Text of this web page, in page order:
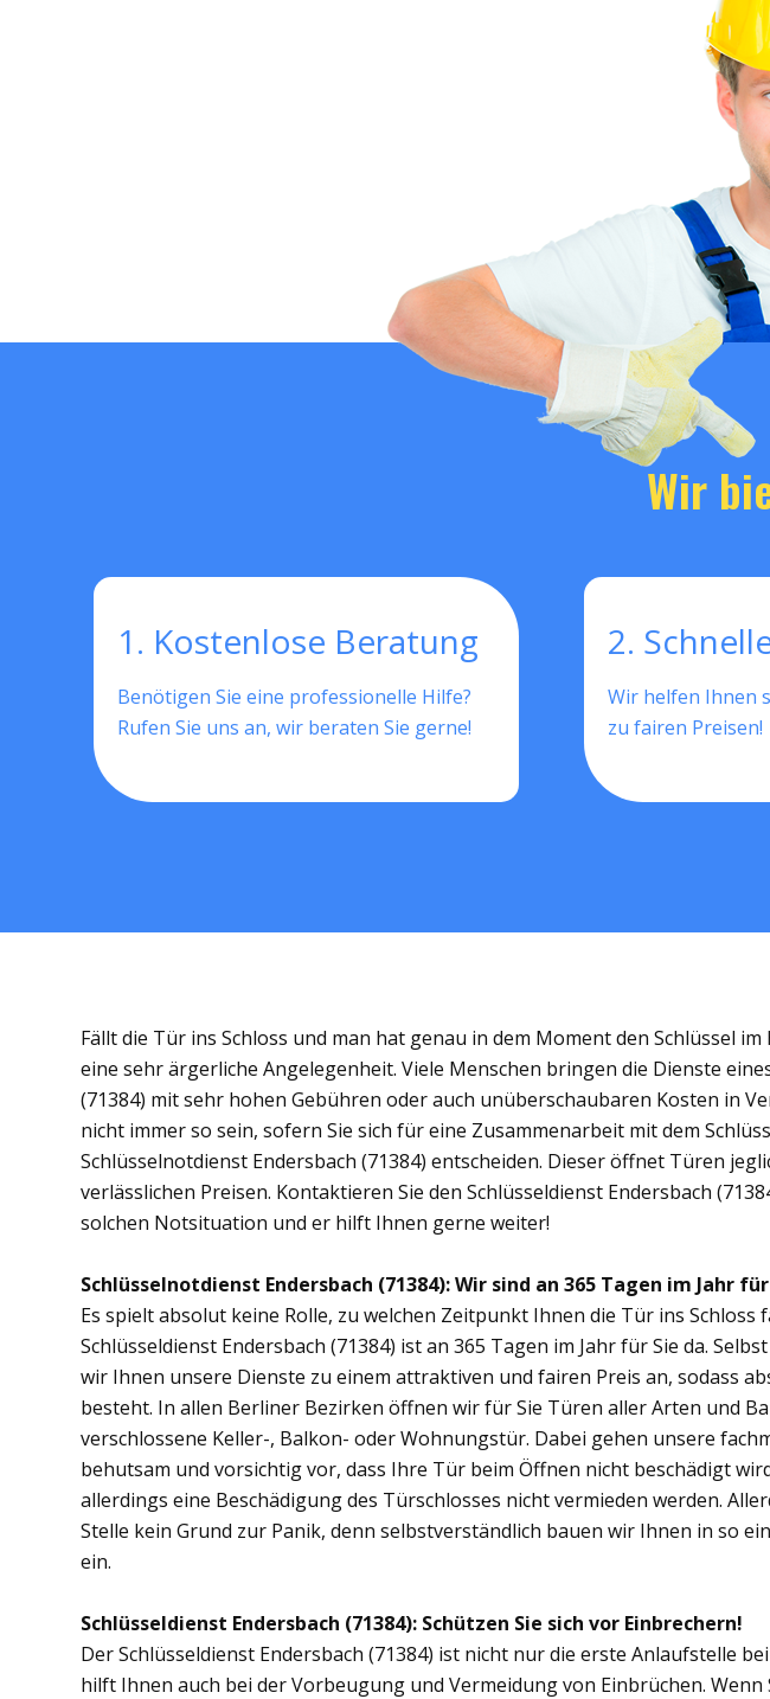
Wir
1. Kostenlose Beratung
Benötigen Sie eine professionelle Hilfe?
Rufen Sie uns an, wir beraten Sie gerne!
2.
Wir helfen Ihnen
zu fairen Preisen!
Fällt die Tür ins Schloss und man hat genau in dem Moment den Schlüssel
eine sehr ärgerliche Angelegenheit. Viele Menschen bringen die Dienste
(71384) mit sehr hohen Gebühren oder auch unüberschaubaren Kosten in
nicht immer so sein, sofern Sie sich für eine Zusammenarbeit mit dem
Schlüsselnotdienst Endersbach (71384) entscheiden. Dieser öffnet Türen
verlässlichen Preisen. Kontaktieren Sie den Schlüsseldienst Endersbach
solchen Notsituation und er hilft Ihnen gerne weiter!
Schlüsselnotdienst Endersbach (71384): Wir sind an 365 Tagen im Jahr
Es spielt absolut keine Rolle, zu welchen Zeitpunkt Ihnen die Tür ins Schloss
Schlüsseldienst Endersbach (71384) ist an 365 Tagen im Jahr für Sie da.
wir Ihnen unsere Dienste zu einem attraktiven und fairen Preis an, sodass
besteht. In allen Berliner Bezirken öffnen wir für Sie Türen aller Arten und
verschlossene Keller-, Balkon- oder Wohnungstür. Dabei gehen unsere
behutsam und vorsichtig vor, dass Ihre Tür beim Öffnen nicht beschädigt
allerdings eine Beschädigung des Türschlosses nicht vermieden werden.
Stelle kein Grund zur Panik, denn selbstverständlich bauen wir Ihnen in so
ein.
Schlüsseldienst Endersbach (71384): Schützen Sie sich vor Einbrechern!
Der Schlüsseldienst Endersbach (71384) ist nicht nur die erste Anlaufstelle
hilft Ihnen auch bei der Vorbeugung und Vermeidung von Einbrüchen. Wenn